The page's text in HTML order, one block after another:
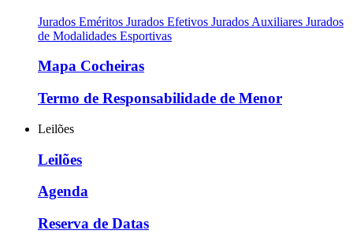
Jurados Eméritos Jurados Efetivos Jurados Auxiliares Jurados
de Modalidades Esportivas
Mapa Cocheiras
Termo de Responsabilidade de Menor
Leilões
Leilões
Agenda
Reserva de Datas